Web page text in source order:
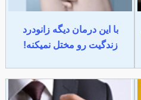
با این درمان دیگه زانودرد
زندگیت رو مختل نمیکنه!